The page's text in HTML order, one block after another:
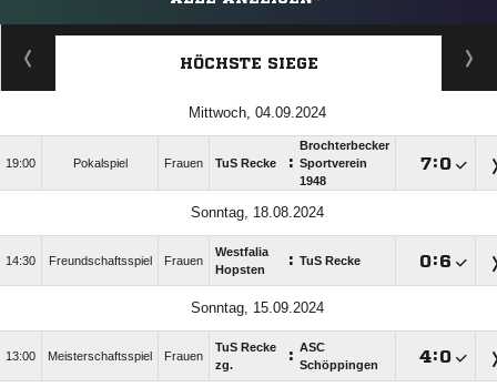
HÖCHSTE SIEGE
Mittwoch, 04.09.2024
19:00 Pokalspiel Frauen TuS Recke :
Brochterbecker
Sportverein
1948
:
Sonntag, 18.08.2024
14:30 Freundschaftsspiel Frauen
Westfalia
Hopsten
: TuS Recke :
Sonntag, 15.09.2024
13:00 Meisterschaftsspiel Frauen
TuS Recke
zg.
: ASC
Schöppingen
: